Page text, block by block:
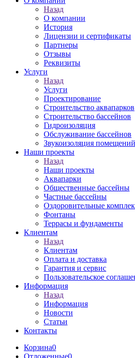
Назад
О компании
История
Лицензии и сертификаты
Партнеры
Отзывы
Реквизиты
Услуги
Назад
Услуги
Проектирование
Строительство аквапарков
Строительство бассейнов
Гидроизоляция
Обслуживание бассейнов
Звукоизоляция помещений
Наши проекты
Назад
Наши проекты
Аквапарки
Общественные бассейны
Частные бассейны
Оздоровительные
Фонтаны
Террасы и фундаменты
Клиентам
Назад
Клиентам
Оплата и доставка
Гарантия и сервис
Пользовательское
Информация
Назад
Информация
Новости
Статьи
Контакты
Корзина0
Отложенные0